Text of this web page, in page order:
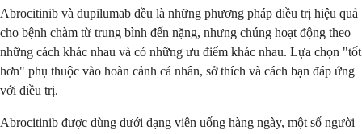
Abrocitinib và dupilumab đều là những phương pháp điều trị hiệu quả
cho bệnh chàm từ trung bình đến nặng, nhưng chúng hoạt động theo
những cách khác nhau và có những ưu điểm khác nhau. Lựa chọn "tốt
hơn" phụ thuộc vào hoàn cảnh cá nhân, sở thích và cách bạn đáp ứng
với điều trị.
Abrocitinib được dùng dưới dạng viên uống hàng ngày, một số người